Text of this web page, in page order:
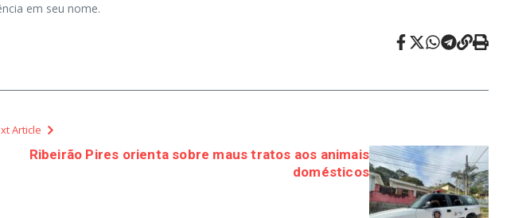
em seu nome.
Article
Ribeirão Pires orienta sobre maus tratos aos animais
domésticos